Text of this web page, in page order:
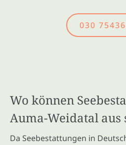
030
Wo können
Auma-Weidatal aus
Da Seebestattungen in